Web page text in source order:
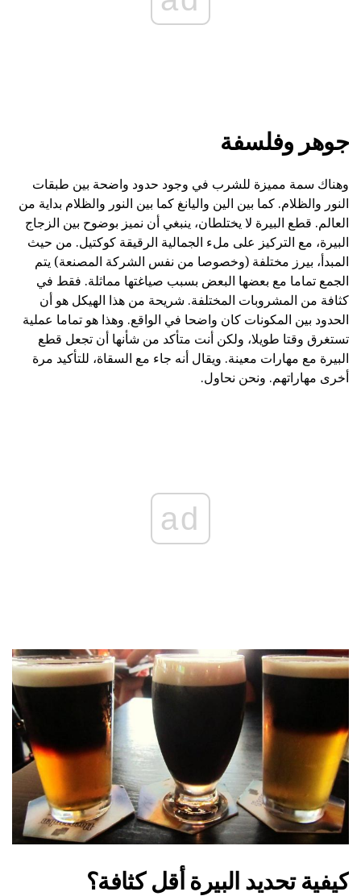
جوهر وفلسفة
وهناك سمة مميزة للشرب في وجود حدود واضحة بين طبقات
النور والظلام. كما بين الين واليانغ كما بين النور والظلام بداية من
العالم. قطع البيرة لا يختلطان، ينبغي أن نميز بوضوح بين الزجاج
البيرة، مع التركيز على ملء الجمالية الرقيقة كوكتيل. من حيث
المبدأ، بيرز مختلفة (وخصوصا من نفس الشركة المصنعة) يتم
الجمع تماما مع بعضها البعض بسبب صياغتها مماثلة. فقط في
كثافة من المشروبات المختلفة. شريحة من هذا الهيكل هو أن
الحدود بين المكونات كان واضحا في الواقع. وهذا هو تماما عملية
تستغرق وقتا طويلا، ولكن أنت متأكد من شأنها أن تجعل قطع
البيرة مع مهارات معينة. ويقال أنه جاء مع السقاة، للتأكيد مرة
أخرى مهاراتهم. ونحن نحاول.
ad
كيفية تحديد البيرة أقل كثافة؟